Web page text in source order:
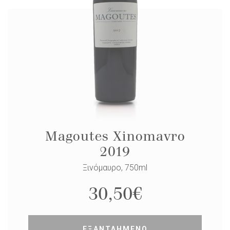
Magoutes Xinomavro
2019
Ξινόμαυρο, 750ml
30,50€